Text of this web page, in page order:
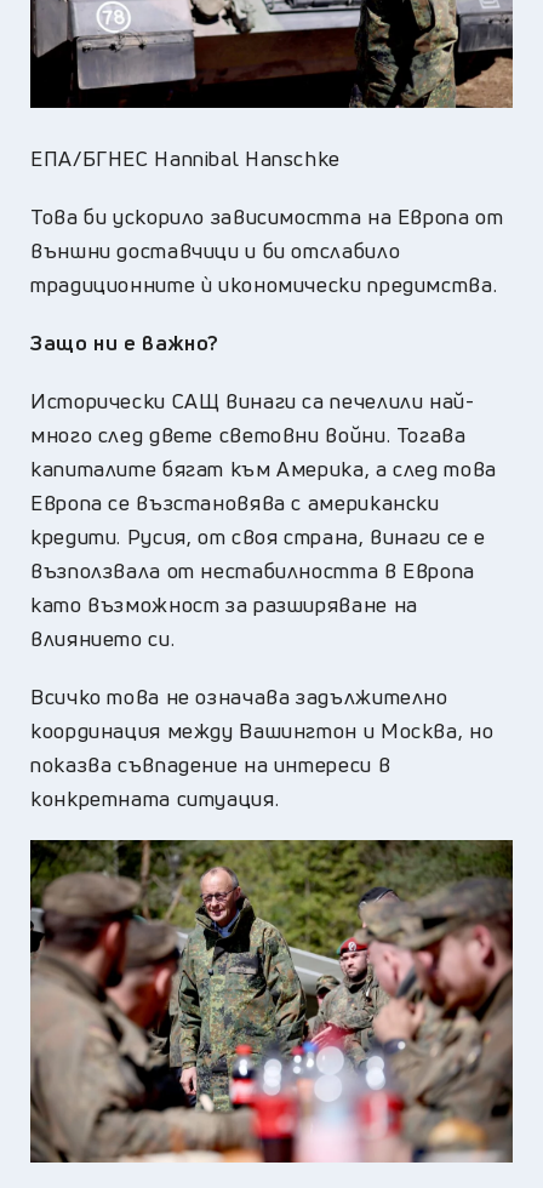
ЕПА/БГНЕС Hannibal Hanschke
Това би ускорило зависимостта на Европа от
външни доставчици и би отслабило
традиционните ѝ икономически предимства.
Защо ни е важно?
Исторически САЩ винаги са печелили най-
много след двете световни войни. Тогава
капиталите бягат към Америка, а след това
Европа се възстановява с американски
кредити. Русия, от своя страна, винаги се е
възползвала от нестабилността в Европа
като възможност за разширяване на
влиянието си.
Всичко това не означава задължително
координация между Вашингтон и Москва, но
показва съвпадение на интереси в
конкретната ситуация.